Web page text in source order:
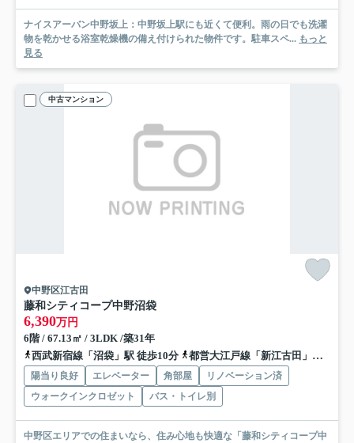
ナイスアーバン中野坂上：中野坂上駅にも近くて便利。雨の日でも洗濯
物を乾かせる浴室乾燥機の備え付けられた物件です。駐車スペ... もっと
見る
中古マンション
中野区江古田
藤和シティコープ中野沼袋
6,390万円
6階 / 67.13㎡ / 3LDK /築31年
西武新宿線「沼袋」駅 徒歩10分
都営大江戸線「新江古田」駅 徒歩13分
陽当り良好 エレベーター 角部屋
リノベーション済
ウォークインクロゼット
バス・トイレ別
中野区エリアでの住まいなら、住み心地も快適な「藤和シティコープ中